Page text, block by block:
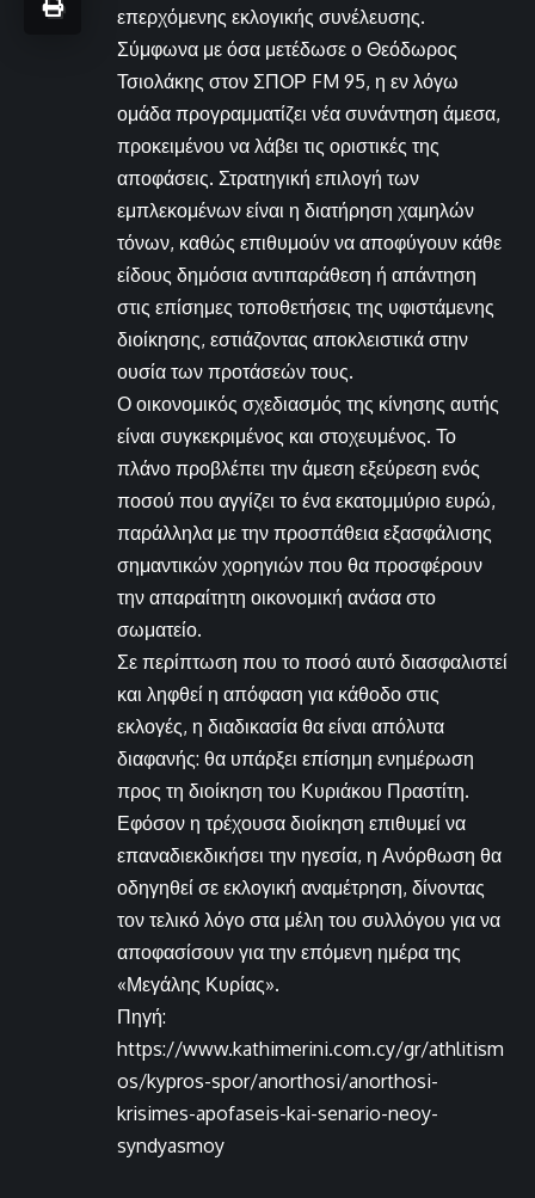
επερχόμενης εκλογικής συνέλευσης.
Σύμφωνα με όσα μετέδωσε ο Θεόδωρος
Τσιολάκης στον ΣΠΟΡ FM 95, η εν λόγω
ομάδα προγραμματίζει νέα συνάντηση άμεσα,
προκειμένου να λάβει τις οριστικές της
αποφάσεις. Στρατηγική επιλογή των
εμπλεκομένων είναι η διατήρηση χαμηλών
τόνων, καθώς επιθυμούν να αποφύγουν κάθε
είδους δημόσια αντιπαράθεση ή απάντηση
στις επίσημες τοποθετήσεις της υφιστάμενης
διοίκησης, εστιάζοντας αποκλειστικά στην
ουσία των προτάσεών τους.
Ο οικονομικός σχεδιασμός της κίνησης αυτής
είναι συγκεκριμένος και στοχευμένος. Το
πλάνο προβλέπει την άμεση εξεύρεση ενός
ποσού που αγγίζει το ένα εκατομμύριο ευρώ,
παράλληλα με την προσπάθεια εξασφάλισης
σημαντικών χορηγιών που θα προσφέρουν
την απαραίτητη οικονομική ανάσα στο
σωματείο.
Σε περίπτωση που το ποσό αυτό διασφαλιστεί
και ληφθεί η απόφαση για κάθοδο στις
εκλογές, η διαδικασία θα είναι απόλυτα
διαφανής: θα υπάρξει επίσημη ενημέρωση
προς τη διοίκηση του Κυριάκου Πραστίτη.
Εφόσον η τρέχουσα διοίκηση επιθυμεί να
επαναδιεκδικήσει την ηγεσία, η Ανόρθωση θα
οδηγηθεί σε εκλογική αναμέτρηση, δίνοντας
τον τελικό λόγο στα μέλη του συλλόγου για να
αποφασίσουν για την επόμενη ημέρα της
«Μεγάλης Κυρίας».
Πηγή:
https://www.kathimerini.com.cy/gr/athlitism
os/kypros-spor/anorthosi/anorthosi-
krisimes-apofaseis-kai-senario-neoy-
syndyasmoy